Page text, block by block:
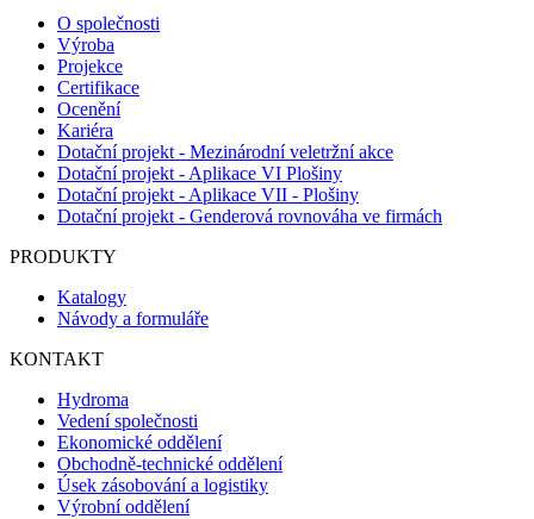
O společnosti
Výroba
Projekce
Certifikace
Ocenění
Kariéra
Dotační projekt - Mezinárodní veletržní akce
Dotační projekt - Aplikace VI Plošiny
Dotační projekt - Aplikace VII - Plošiny
Dotační projekt - Genderová rovnováha ve firmách
PRODUKTY
Katalogy
Návody a formuláře
KONTAKT
Hydroma
Vedení společnosti
Ekonomické oddělení
Obchodně-technické oddělení
Úsek zásobování a logistiky
Výrobní oddělení